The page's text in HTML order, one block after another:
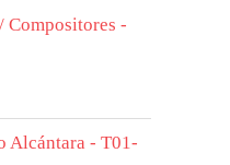
Compositores -